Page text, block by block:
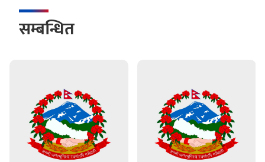
सम्बन्धित